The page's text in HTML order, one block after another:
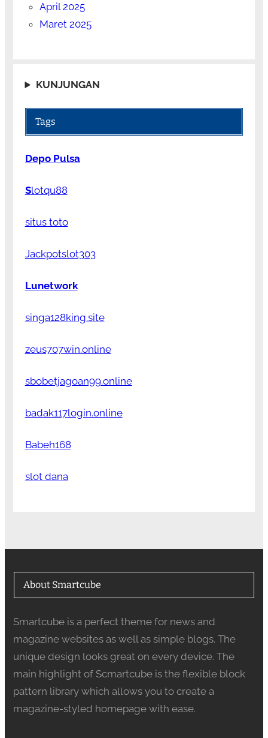
April 2025
Maret 2025
KUNJUNGAN
Tags
Depo Pulsa
Slotqu88
situs toto
Jackpotslot303
Lunetwork
singa128king.site
zeus707win.online
sbobetjagoan99.online
badak117login.online
Babeh168
slot dana
About Smartcube
Smartcube is a perfect theme for news and
magazine websites as well as simple blogs. The
unique design looks great on every device. The
main highlight of Scmartcube is the flexible block
pattern library which allows you to create a
magazine-styled homepage with ease.